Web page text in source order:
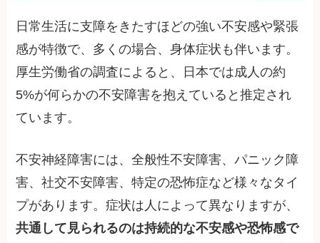
日常生活に支障をきたすほどの強い不安感や緊張
感が特徴で、多くの場合、身体症状も伴います。
厚生労働省の調査によると、日本では成人の約
5%が何らかの不安障害を抱えていると推定され
ています。
不安神経障害には、全般性不安障害、パニック障
害、社交不安障害、特定の恐怖症など様々なタイ
プがあります。症状は人によって異なりますが、
共通して見られるのは持続的な不安感や恐怖感で